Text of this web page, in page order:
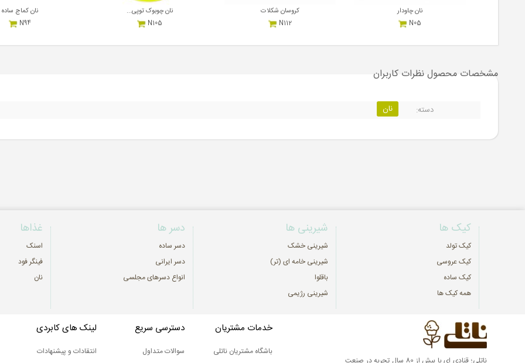
نان چاودار
N05
کروسان شکلات
N112
نان چوبوک توپی...
N105
نان کماج ساده
N94
مشخصات محصول نظرات کاربران
دسته: نان
کیک ها
کیک تولد
کیک عروسی
کیک ساده
همه کیک ها
شیرینی ها
شیرینی خشک
شیرینی خامه ای (تر)
باقلوا
شیرینی رژیمی
دسر ها
دسر ساده
دسر ایرانی
انواع دسرهای مجلسی
غذاها
اسنک
فینگر فود
نان
ناتلی؛ قنادی ای با بیش از 80 سال تجربه در صنعت
خدمات مشتریان
باشگاه مشتریان ناتلی
دسترسی سریع
سوالات متداول
لینک های کابردی
انتقادات و پیشنهادات